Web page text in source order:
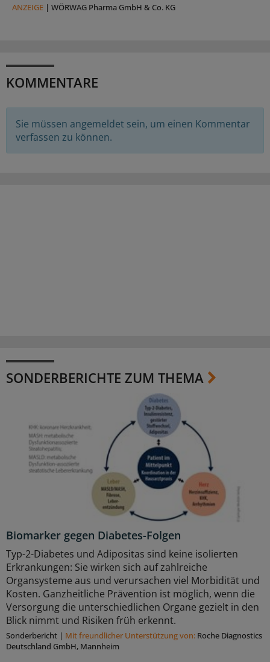
ANZEIGE | WÖRWAG Pharma GmbH & Co. KG
KOMMENTARE
Sie müssen angemeldet sein, um einen Kommentar
verfassen zu können.
SONDERBERICHTE ZUM THEMA
Biomarker gegen Diabetes-Folgen
Typ-2-Diabetes und Adipositas sind keine isolierten
Erkrankungen: Sie wirken sich auf zahlreiche
Organsysteme aus und verursachen viel Morbidität und
Kosten. Ganzheitliche Prävention ist möglich, wenn die
Versorgung die unterschiedlichen Organe gezielt in den
Blick nimmt und Risiken früh erkennt.
Sonderbericht | Mit freundlicher Unterstützung von: Roche Diagnostics
Deutschland GmbH, Mannheim